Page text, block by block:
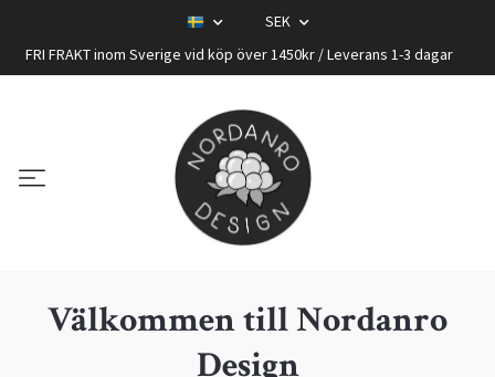
SEK
FRI FRAKT inom Sverige vid köp över 1450kr / Leverans 1-3 dagar
Välkommen till Nordanro
Design